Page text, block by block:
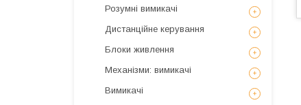
Розумні вимикачі
Дистанційне керування
Блоки живлення
Механізми: вимикачі
Вимикачі